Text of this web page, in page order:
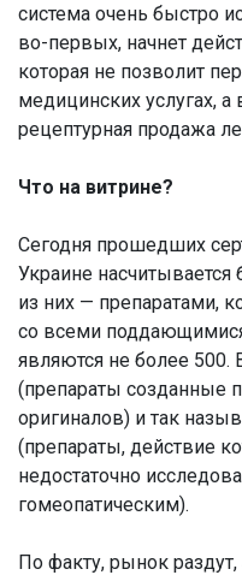
система очень быстро
во-первых, начнет
которая не позволит
медицинских услугах,
рецептурная продажа
Что на витрине?
Сегодня прошедших
Украине
из них — препаратами,
со всеми
являются не более 500.
(препараты созданные
оригиналов) и так
(препараты, действие
недостаточно
гомеопатическим).
По факту, рынок раздут,